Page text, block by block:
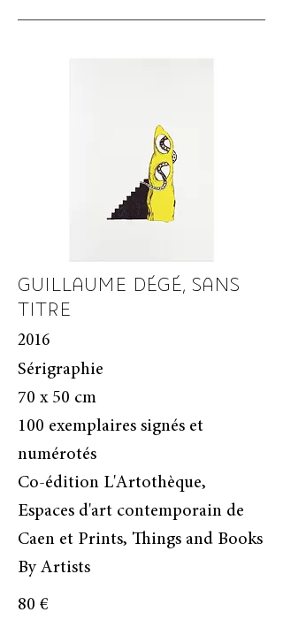
GUILLAUME DÉGÉ, SANS
TITRE
2016
Sérigraphie
70 x 50 cm
100 exemplaires signés et
numérotés
Co-édition L'Artothèque,
Espaces d'art contemporain de
Caen et Prints, Things and Books
By Artists
80 €